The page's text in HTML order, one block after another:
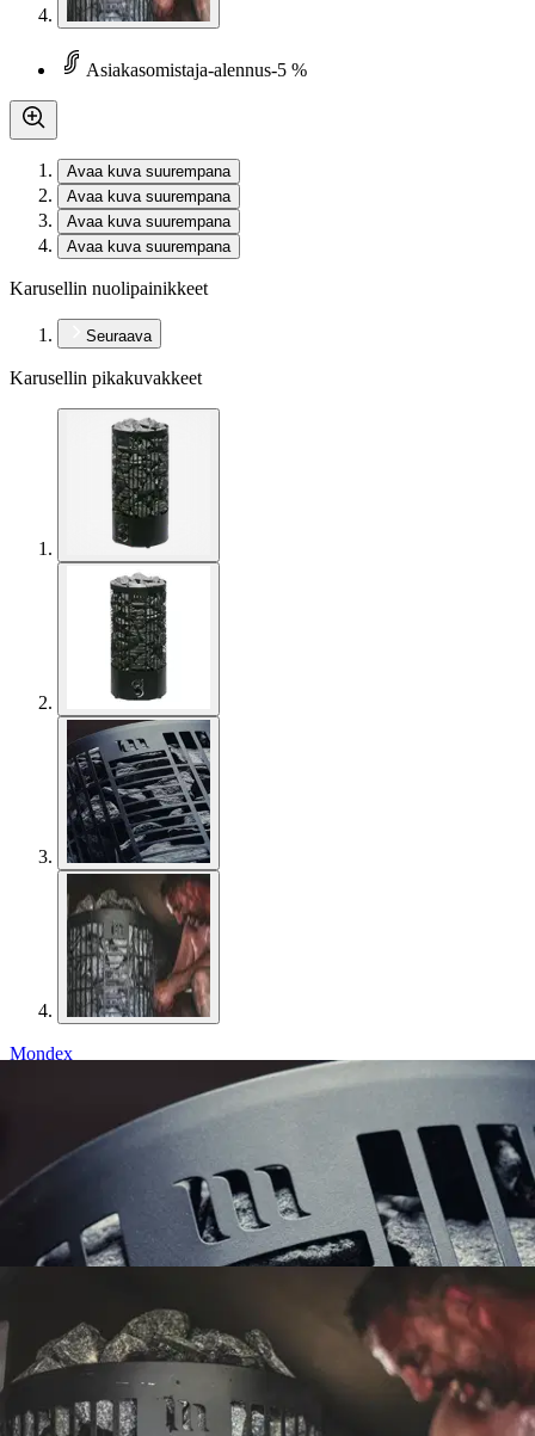
Asiakasomistaja-alennus-5 %
Avaa kuva suurempana
Avaa kuva suurempana
Avaa kuva suurempana
Avaa kuva suurempana
Karusellin nuolipainikkeet
Seuraava
Karusellin pikakuvakkeet
Mondex
Mondex Tahko M 6,6 kW
musta pilarikiuas
356,25 €
Hinta ilman S-Etukorttia:
Verkkokaupan hinta
Valitse toimitustapa